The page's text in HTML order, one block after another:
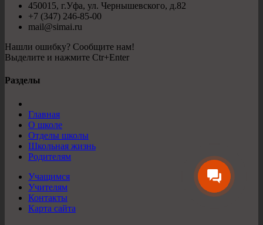
450015, г.Уфа, ул. Чернышевского, д.82
+7 (347) 246-85-00
mail@simai.ru
Нашли ошибку? Сообщите нам!
Выделите и нажмите Ctr+Enter
Разделы
Главная
О школе
Отделы школы
Школьная жизнь
Родителям
Учащимся
Учителям
Контакты
Карта сайта